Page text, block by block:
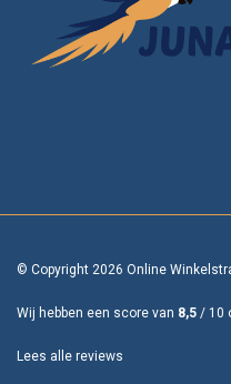
© Copyright 2026 Online
Wij hebben een score van 8,5 / 10
Lees alle reviews